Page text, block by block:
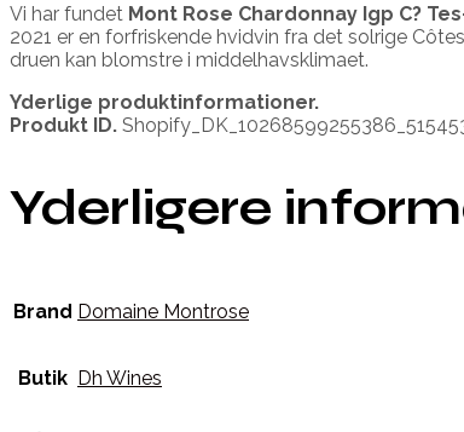
Vi har fundet Mont Rose Chardonnay Igp C?
2021 er en forfriskende hvidvin fra det solrige
druen kan blomstre i middelhavsklimaet.
Yderlige produktinformationer.
Produkt ID.
Yderligere
Brand Domaine Montrose
Butik Dh Wines